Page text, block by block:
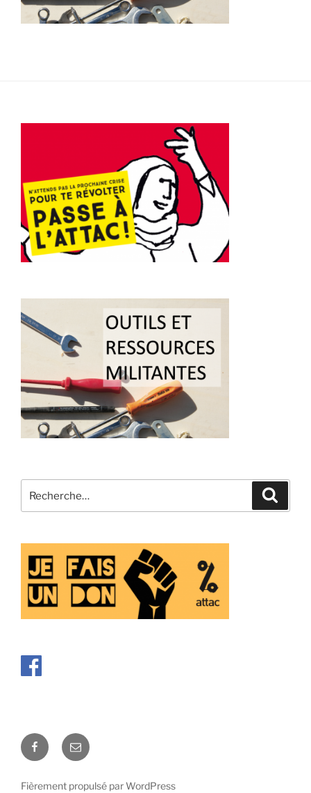
pour
Facebook
E-
mail
Fièrement propulsé par WordPress